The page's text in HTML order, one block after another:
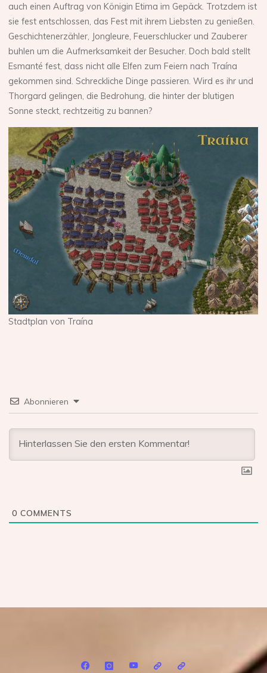
auch einen Auftrag von Königin Etima im Gepäck. Trotzdem ist
sie fest entschlossen, das Fest mit ihrem Liebsten zu genießen.
Geschichtenerzähler, Jongleure, Feuerschlucker und Zauberer
buhlen um die Aufmerksamkeit der Besucher. Doch bald stellt
Esmanté fest, dass nicht alle Elfen zum Feiern nach Traína
gekommen sind. Schreckliche Dinge passieren. Wird es ihr und
Thorgard gelingen, die Bedrohung, die hinter der blutigen
Sonne steckt, rechtzeitig zu bannen?
Stadtplan von Traína
Abonnieren
0 COMMENTS